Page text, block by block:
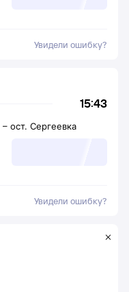
Увидели ошибку?
15:43
– ост. Сергеевка
Увидели ошибку?